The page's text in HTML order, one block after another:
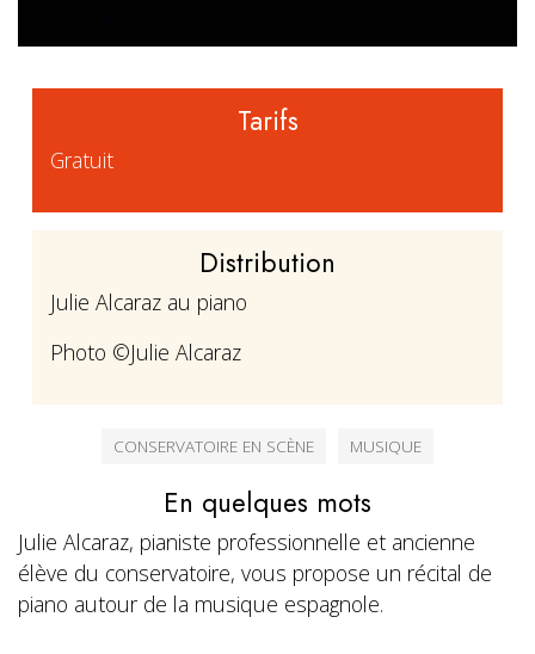
Tarifs
Gratuit
Distribution
Julie Alcaraz au piano
Photo ©Julie Alcaraz
CONSERVATOIRE EN SCÈNE MUSIQUE
En quelques mots
Julie Alcaraz, pianiste professionnelle et ancienne
élève du conservatoire, vous propose un récital de
piano autour de la musique espagnole.